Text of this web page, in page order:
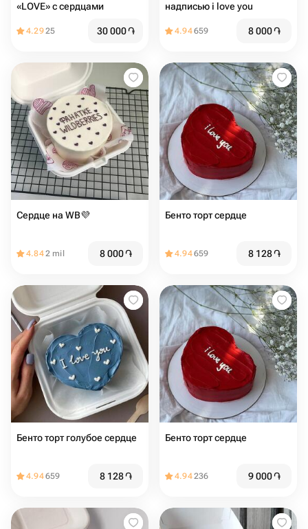
«LOVE» с сердцами
4.2925 30 000֏
надписью i love you
4.94659 8 000֏
Сердце на WB💜
4.842 mil 8 000֏
Бенто торт сердце
4.94659 8 128֏
Бенто торт голубое сердце
4.94659 8 128֏
Бенто торт сердце
4.94236 9 000֏